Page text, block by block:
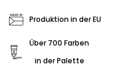
Produktion in der EU
Über 700 Farben
in der Palette